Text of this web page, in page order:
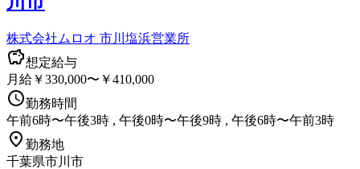
株式会社ムロオ 市川塩浜営業所
想定給与
月給￥330,000〜￥410,000
勤務時間
午前6時〜午後3時 , 午後0時〜午後9時 , 午後6時〜午前3時
勤務地
千葉県市川市